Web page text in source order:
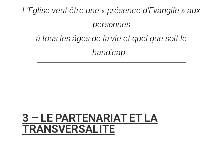
L’Eglise veut être une « présence d’Evangile » aux
personnes
à tous les âges de la vie et quel que soit le
handicap…
3 – LE PARTENARIAT ET LA
TRANSVERSALITE